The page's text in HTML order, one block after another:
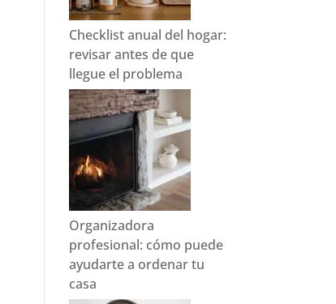
Checklist anual del hogar:
revisar antes de que
llegue el problema
Organizadora
profesional: cómo puede
ayudarte a ordenar tu
casa